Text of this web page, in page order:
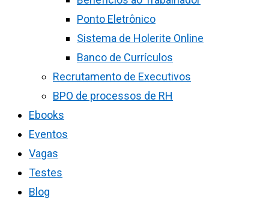
Ponto Eletrônico
Sistema de Holerite Online
Banco de Currículos
Recrutamento de Executivos
BPO de processos de RH
Ebooks
Eventos
Vagas
Testes
Blog